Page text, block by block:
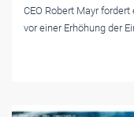
CEO Robert Mayr
vor einer Erhöhung der